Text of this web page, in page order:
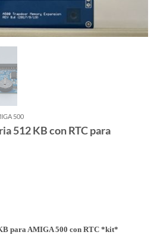
500
512 KB con RTC para
para AMIGA 500 con RTC *kit*